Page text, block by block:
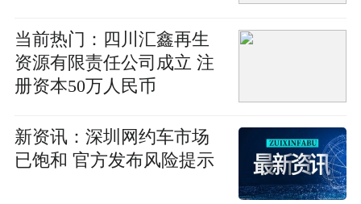
当前热门：四川汇鑫再生
资源有限责任公司成立 注
册资本50万人民币
新资讯：深圳网约车市场
已饱和 官方发布风险提示